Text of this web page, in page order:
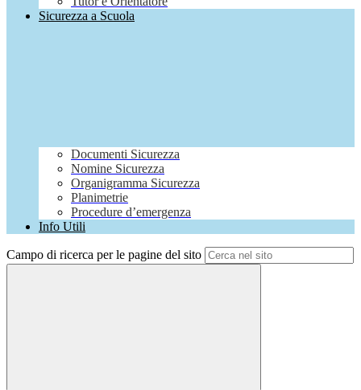
Sicurezza a Scuola
Documenti Sicurezza
Nomine Sicurezza
Organigramma Sicurezza
Planimetrie
Procedure d’emergenza
Info Utili
Campo di ricerca per le pagine del sito